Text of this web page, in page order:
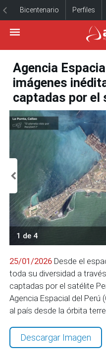
Bicentenario Perfiles
Agencia
imágenes
captadas por el
1 de 4
25/01/2026 Desde el
toda su diversidad a
captadas por el satélite
Agencia Espacial del Perú
al país desde la órbita
Descargar Imagen